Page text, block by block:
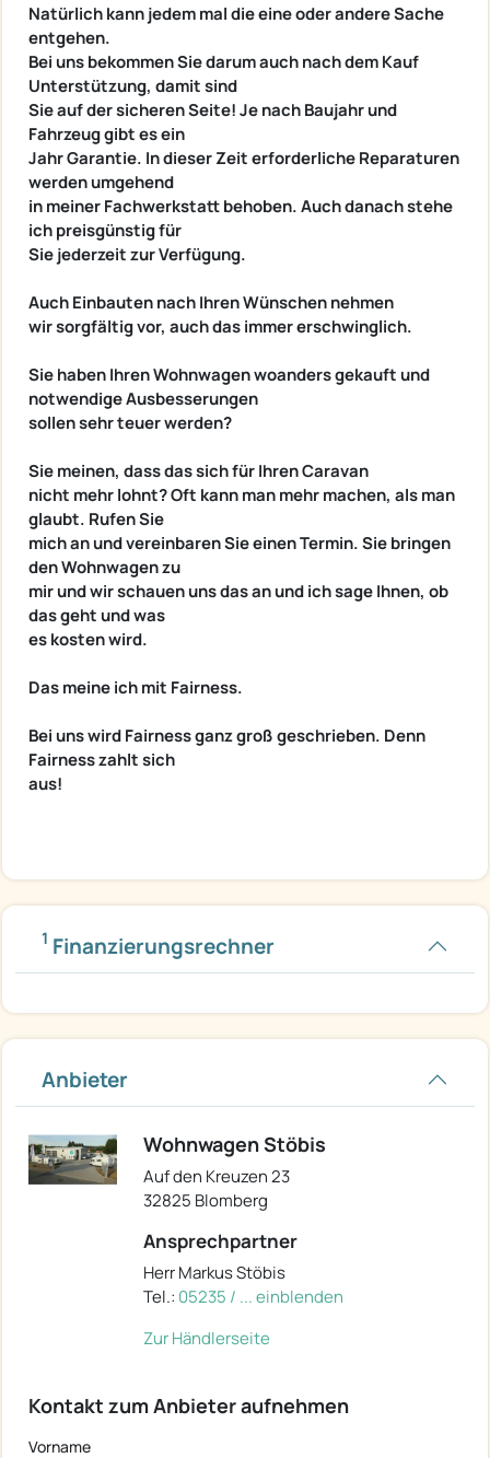
Natürlich kann jedem mal die eine oder andere Sache
entgehen.
Bei uns bekommen Sie darum auch nach dem Kauf
Unterstützung, damit sind
Sie auf der sicheren Seite! Je nach Baujahr und
Fahrzeug gibt es ein
Jahr Garantie. In dieser Zeit erforderliche Reparaturen
werden umgehend
in meiner Fachwerkstatt behoben. Auch danach stehe
ich preisgünstig für
Sie jederzeit zur Verfügung.
Auch Einbauten nach Ihren Wünschen nehmen
wir sorgfältig vor, auch das immer erschwinglich.
Sie haben Ihren Wohnwagen woanders gekauft und
notwendige Ausbesserungen
sollen sehr teuer werden?
Sie meinen, dass das sich für Ihren Caravan
nicht mehr lohnt? Oft kann man mehr machen, als man
glaubt. Rufen Sie
mich an und vereinbaren Sie einen Termin. Sie bringen
den Wohnwagen zu
mir und wir schauen uns das an und ich sage Ihnen, ob
das geht und was
es kosten wird.
Das meine ich mit Fairness.
Bei uns wird Fairness ganz groß geschrieben. Denn
Fairness zahlt sich
aus!
1 Finanzierungsrechner
Anbieter
Wohnwagen Stöbis
Auf den Kreuzen 23
32825 Blomberg
Ansprechpartner
Herr Markus Stöbis
Tel.: 05235 / ... einblenden
Zur Händlerseite
Kontakt zum Anbieter aufnehmen
Vorname